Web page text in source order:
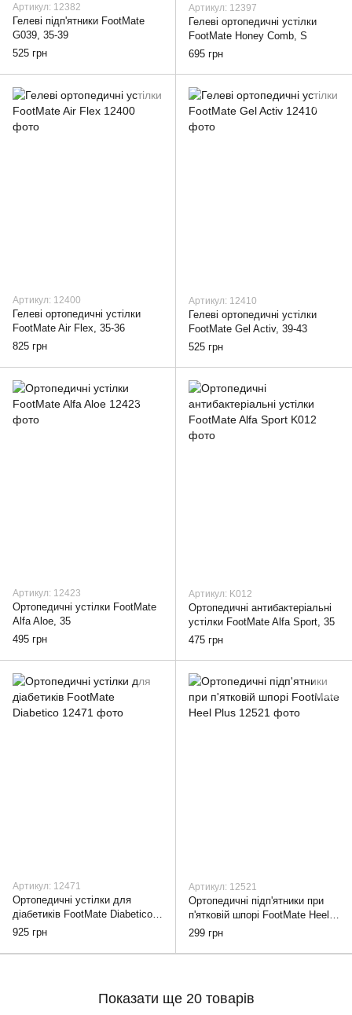
Артикул: 12382
Гелеві підп'ятники FootMate
G039, 35-39
525 грн
Артикул: 12397
Гелеві ортопедичні устілки
FootMate Honey Comb, S
695 грн
Артикул: 12400
Гелеві ортопедичні устілки
FootMate Air Flex, 35-36
825 грн
Артикул: 12410
Гелеві ортопедичні устілки
FootMate Gel Activ, 39-43
525 грн
Артикул: 12423
Ортопедичні устілки FootMate
Alfa Aloe, 35
495 грн
Артикул: K012
Ортопедичні антибактеріальні
устілки FootMate Alfa Sport, 35
475 грн
Артикул: 12471
Ортопедичні устілки для
діабетиків FootMate Diabetico,
35
925 грн
Артикул: 12521
Ортопедичні підп'ятники при
п'ятковій шпорі FootMate Heel
Plus, 35-37
299 грн
Показати ще 20 товарів